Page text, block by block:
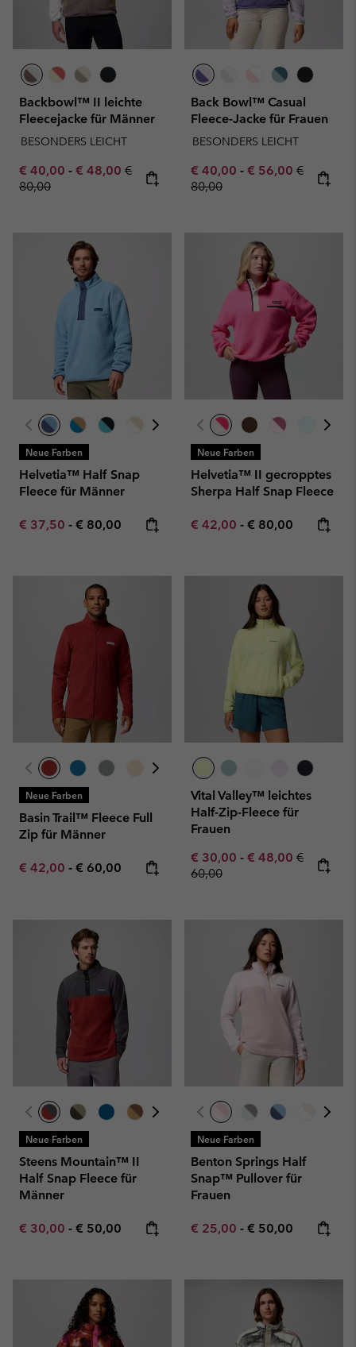
Backbowl™ II leichte
Fleecejacke für Männer
BESONDERS LEICHT
Minimum sale price:
€ 40,00 - Maximum sale price:
€ 48,00 Regular price:
€
80,00
Back Bowl™ Casual
Fleece-Jacke für Frauen
BESONDERS LEICHT
Minimum sale price:
€ 40,00 - Maximum sale
€ 56,00 Regular
€
80,00
Neue Farben
Helvetia™ Half Snap
Fleece für Männer
Minimum sale price:
€ 37,50 - Maximum price:
€ 80,00
Neue Farben
Helvetia™ II gecropptes
Sherpa Half Snap Fleece
Minimum sale price:
€ 42,00 - Maximum price:
€ 80,00
Neue Farben
Basin Trail™ Fleece Full
Zip für Männer
Minimum sale price:
€ 42,00 - Maximum price:
€ 60,00
Vital Valley™ leichtes
Half-Zip-Fleece für
Frauen
Minimum sale price:
€ 30,00 - Maximum sale
€ 48,00 Regular
€
60,00
Neue Farben
Steens Mountain™ II
Half Snap Fleece für
Männer
Minimum sale price:
€ 30,00 - Maximum price:
€ 50,00
Neue Farben
Benton Springs Half
Snap™ Pullover für
Frauen
Minimum sale price:
€ 25,00 - Maximum price:
€ 50,00